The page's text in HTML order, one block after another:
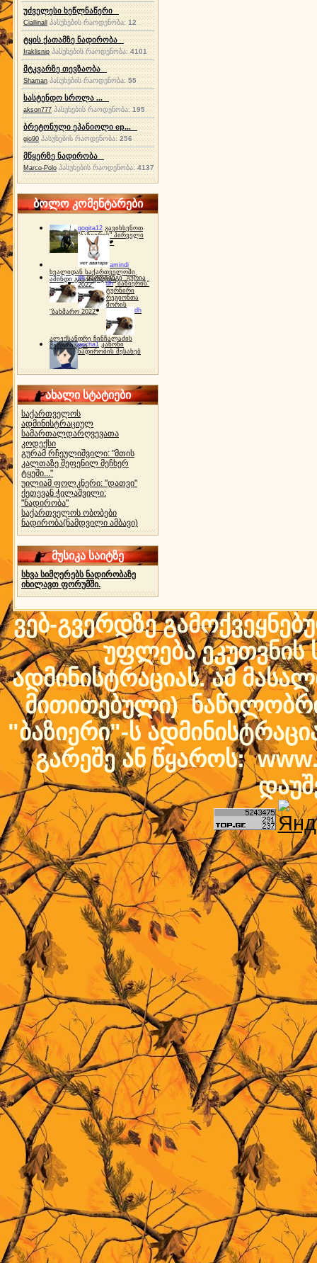
უძველესი ხეწლნაწერი
Ciallinall პასუხების რაოდენობა:12
ტყის ქათამზე ნადირობა
Iraklisnip პასუხების რაოდენობა: 4101
მტკვარზე თევზაობა
Shaman პასუხების რაოდენობა:55
სასტენდო სროლა ...
akson777 პასუხების რაოდენობა:195
ბრეტონული ეპანიოლი ep...
gio90 პასუხების რაოდენობა:256
მწყერზე ნადირობა
Marco-Polo პასუხების რაოდენობა:4137
ბოლო კომენტარები
gogita12 გავიხსენოთ
"ბაზიერის" პირველი
ტურნირი ❤
amindi
ხვალიდან საქართველოში
ამინდი გაუარესდება
dh სპორტინგი "გურია
2022"
dh "ბაზიერის"
ტურნირი
რეგიონთა
შორის
"ბახმარო 2022"
dh
ალექსანდრე ჩინჩალაძის
მემორიალიgocha1 კანონი
ნადირობის შესახებ
ახალი სტატიები
საქართველოს
ადმინისტრაციულ
სამართალდარღვევათა
კოდექსი
გურამ რჩეულიშვილი: "მთის
კალთაზე შეფენილ მეჩხერ
ტყეში..."
უილიამ ფოლკნერი: "დათვი"
ქეთევან ჭილაშვილი:
"ნადირობა"
საქართველოს ობობები
ნადირობა(ნამდვილი ამბავი)
მუსიკა საიტზე
სხვა სიმღერებს ნადირობაზე
იხილავთ ფორუმში.
ვებ-გვერდზე
უფლება ეკუთვნის
ადმინისტრაციას. ამ
მითითებული)
"ბაზიერი"-ს
გარეშე ან წყაროს: